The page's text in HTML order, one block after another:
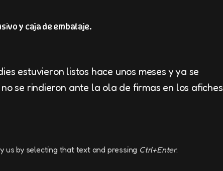
y caja de embalaje.
estuvieron listos hace unos meses y ya se
se rindieron ante la ola de firmas en los afiches
us by selecting that text and pressing Ctrl+Enter.